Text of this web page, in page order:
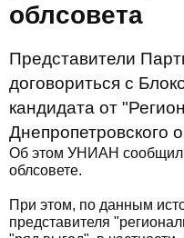
облсовета
Представители
договориться с
кандидата от
Днепропетровского
Об этом УНИАН сообщил
облсовете.
При этом, по данным
представителя